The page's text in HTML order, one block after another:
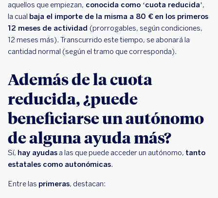
aquellos que empiezan, conocida como ‘cuota reducida’,
la cual baja el importe de la misma a 80 € en los primeros
12 meses de actividad (prorrogables, según condiciones,
12 meses más). Transcurrido este tiempo, se abonará la
cantidad normal (según el tramo que corresponda).
Además de la cuota
reducida, ¿puede
beneficiarse un autónomo
de alguna ayuda más?
Sí, hay ayudas a las que puede acceder un autónomo, tanto
estatales como autonómicas.
Entre las primeras, destacan: